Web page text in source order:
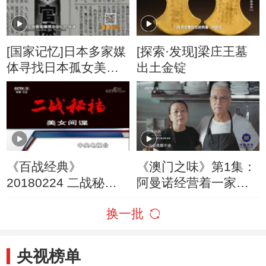
[国家记忆]日本多家媒
体寻找日本孤女美穗
子
[探索·发现]梁庄王墓
出土金锭
《百战经典》
20180224 二战秘档·
《澳门之味》第1集：
阿曼诺经营着一家葡
换一批
央视榜单